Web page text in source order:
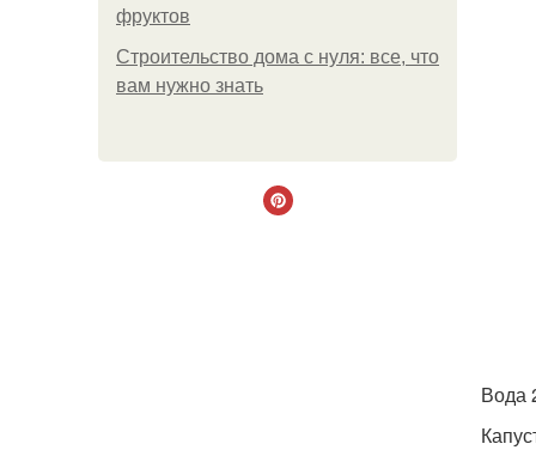
фруктов
Строительство дома с нуля: все, что
вам нужно знать
Вода